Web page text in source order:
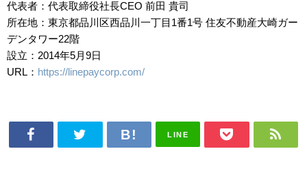
代表者：代表取締役社長CEO 前田 貴司
所在地：東京都品川区西品川一丁目1番1号 住友不動産大崎ガー
デンタワー22階
設立：2014年5月9日
URL： https://linepaycorp.com/
LINE